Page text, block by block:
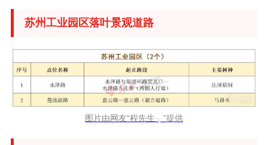
苏州工业园区落叶景观道路
图片由网友“程先生╮”提供